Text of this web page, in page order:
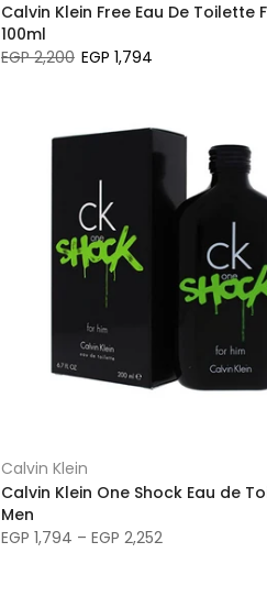
Calvin Klein Free Eau De Toilette
100ml
EGP 2,200 EGP 1,794
Calvin Klein
Calvin Klein One Shock Eau de
Men
EGP 1,794 – EGP 2,252